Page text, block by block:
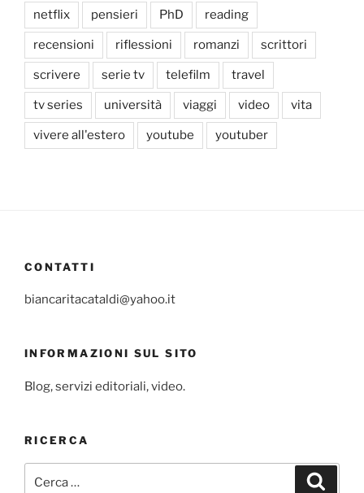
netflix pensieri PhD reading
recensioni riflessioni romanzi scrittori
scrivere serie tv telefilm travel
tv series università viaggi video vita
vivere all'estero youtube youtuber
CONTATTI
biancaritacataldi@yahoo.it
INFORMAZIONI SUL SITO
Blog, servizi editoriali, video.
RICERCA